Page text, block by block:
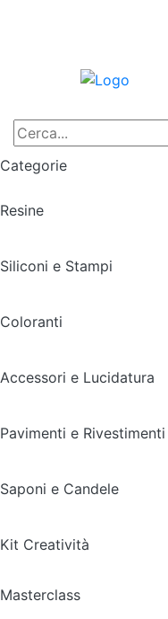
Categorie
Resine
Siliconi e Stampi
Coloranti
Accessori e Lucidatura
Pavimenti e Rivestimenti
Saponi e Candele
Kit Creatività
Masterclass